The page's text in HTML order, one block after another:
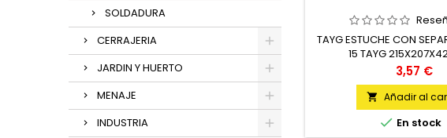
SOLDADURA
CERRAJERIA
JARDIN Y HUERTO
MENAJE
INDUSTRIA
TAYG ESTUCHE CON
15 TAYG
POLIPROPILENO
Precio
3,57 €
 Añadir al
 En stock